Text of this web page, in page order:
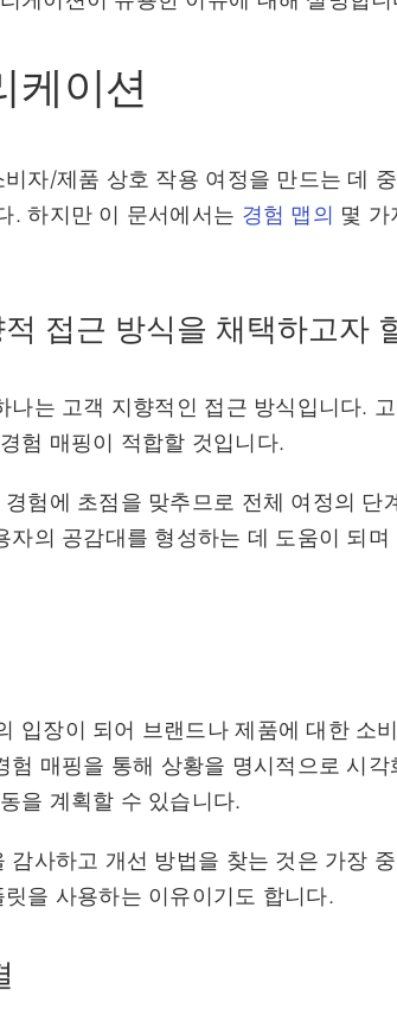
케이션
자/제품 상호 작용 여정을 만드는 데
. 하지만 이 문서에서는 경험 맵의 몇 가
접근 방식을 채택하고자
나는 고객 지향적인 접근 방식입니다.
험 매핑이 적합할 것입니다.
험에 초점을 맞추므로 전체 여정의 단
자의 공감대를 형성하는 데 도움이 되
입장이 되어 브랜드나 제품에 대한 소
험 매핑을 통해 상황을 명시적으로 시
을 계획할 수 있습니다.
감사하고 개선 방법을 찾는 것은 가장
을 사용하는 이유이기도 합니다.